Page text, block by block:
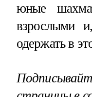
юные
взрослыми
одержать в